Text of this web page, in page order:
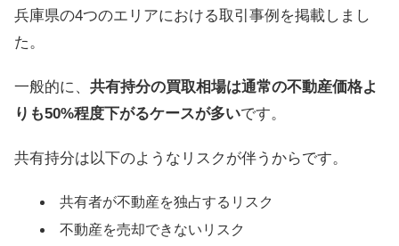
兵庫県の4つのエリアにおける取引事例を掲載しまし
た。
一般的に、 共有持分の買取相場は通常の不動産価格よ
りも50%程度下がるケースが多いです。
共有持分は以下のようなリスクが伴うからです。
共有者が不動産を独占するリスク
不動産を売却できないリスク